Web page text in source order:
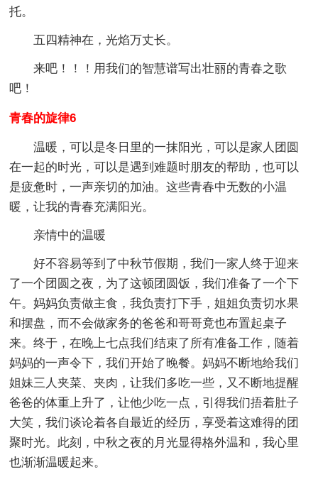
托。
五四精神在，光焰万丈长。
来吧！！！用我们的智慧谱写出壮丽的青春之歌
吧！
青春的旋律6
温暖，可以是冬日里的一抹阳光，可以是家人团圆
在一起的时光，可以是遇到难题时朋友的帮助，也可以
是疲惫时，一声亲切的加油。这些青春中无数的小温
暖，让我的青春充满阳光。
亲情中的温暖
好不容易等到了中秋节假期，我们一家人终于迎来
了一个团圆之夜，为了这顿团圆饭，我们准备了一个下
午。妈妈负责做主食，我负责打下手，姐姐负责切水果
和摆盘，而不会做家务的爸爸和哥哥竟也布置起桌子
来。终于，在晚上七点我们结束了所有准备工作，随着
妈妈的一声令下，我们开始了晚餐。妈妈不断地给我们
姐妹三人夹菜、夹肉，让我们多吃一些，又不断地提醒
爸爸的体重上升了，让他少吃一点，引得我们捂着肚子
大笑，我们谈论着各自最近的经历，享受着这难得的团
聚时光。此刻，中秋之夜的月光显得格外温和，我心里
也渐渐温暖起来。